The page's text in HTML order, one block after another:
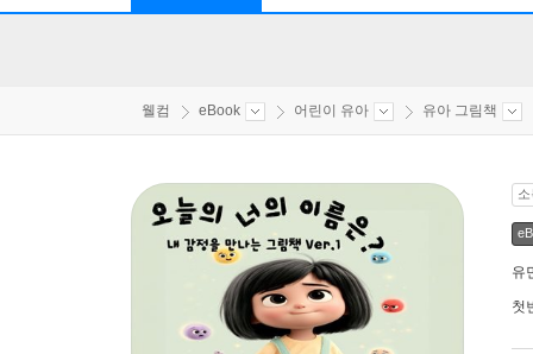
웰컴 eBook 어린이 유아 유아 그림책
유
첫